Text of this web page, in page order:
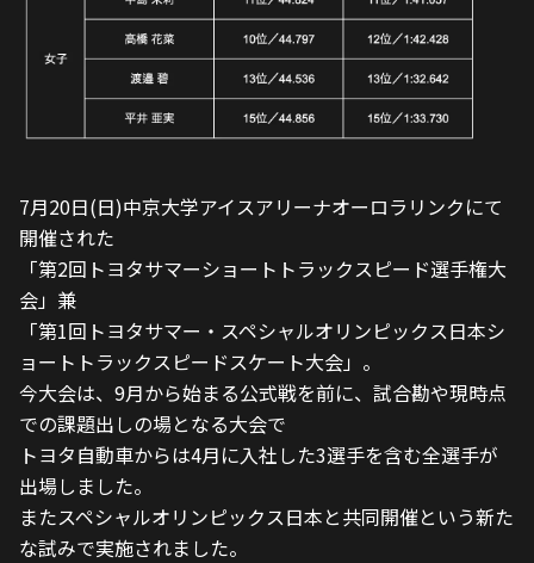
7月20日(日)中京大学アイスアリーナオーロラリンクにて
開催された
「第2回トヨタサマーショートトラックスピード選手権大
会」兼
「第1回トヨタサマー・スペシャルオリンピックス日本シ
ョートトラックスピードスケート大会」。
今大会は、9月から始まる公式戦を前に、試合勘や現時点
での課題出しの場となる大会で
トヨタ自動車からは4月に入社した3選手を含む全選手が
出場しました。
またスペシャルオリンピックス日本と共同開催という新た
な試みで実施されました。